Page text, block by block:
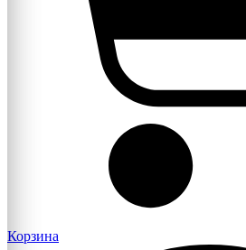
Корзина